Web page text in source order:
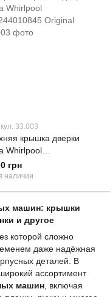
33.003
крышка дверки
Whirlpool
Original
грн
наличии
машин: крышки
и другое
которой сложно
даже надёжная
деталей. В
ассортимент
машин , включая